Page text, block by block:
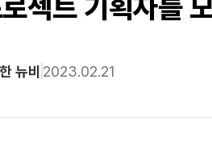
젝트 기획자를
뉴비 2023.02.21